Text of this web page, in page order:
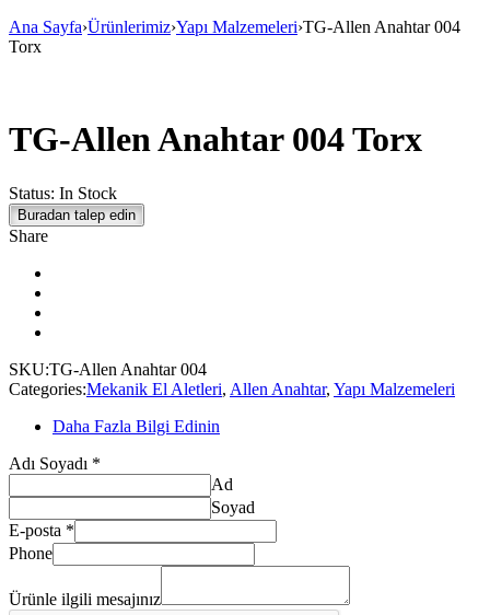
Ana Sayfa›Ürünlerimiz›Yapı Malzemeleri›TG-Allen Anahtar 004
Torx
TG-Allen Anahtar 004 Torx
Status: In Stock
Buradan talep edin
Share
SKU:TG-Allen Anahtar 004
Categories:Mekanik El Aletleri, Allen Anahtar, Yapı Malzemeleri
Daha Fazla Bilgi Edinin
Ürünle
Phone
Adı Soyadı *
Ad
Soyad
E-posta *
Phone
Ürünle ilgili mesajınız